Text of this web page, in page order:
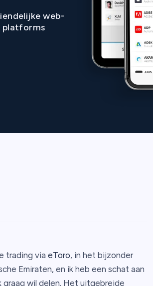
web-
platforms
trading via eToro, in het bijzonder
Emiraten, en ik heb een schat aan
wil delen. Het uitgebreide